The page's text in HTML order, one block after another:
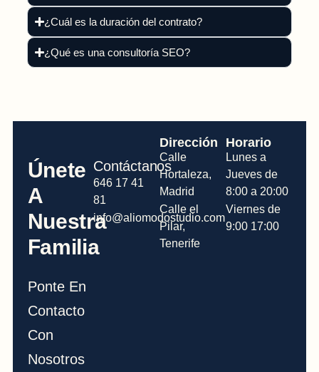
¿Cuál es la duración del contrato?
¿Qué es una consultoría SEO?
Únete
A
Nuestra
Familia
Ponte En
Contacto
Con
Nosotros
Contáctanos
646 17 41
81
info@aliomodostudio.com
Dirección
Calle
Hortaleza,
Madrid
Calle el
Pilar,
Tenerife
Horario
Lunes a
Jueves de
8:00 a 20:00
Viernes de
9:00 17:00